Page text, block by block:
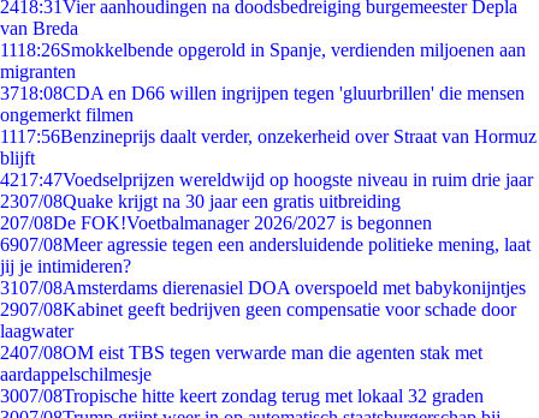
2418:31Vier aanhoudingen na doodsbedreiging burgemeester Depla
van Breda
1118:26Smokkelbende opgerold in Spanje, verdienden miljoenen aan
migranten
3718:08CDA en D66 willen ingrijpen tegen 'gluurbrillen' die mensen
ongemerkt filmen
1117:56Benzineprijs daalt verder, onzekerheid over Straat van Hormuz
blijft
4217:47Voedselprijzen wereldwijd op hoogste niveau in ruim drie jaar
2307/08Quake krijgt na 30 jaar een gratis uitbreiding
207/08De FOK!Voetbalmanager 2026/2027 is begonnen
6907/08Meer agressie tegen een andersluidende politieke mening, laat
jij je intimideren?
3107/08Amsterdams dierenasiel DOA overspoeld met babykonijntjes
2907/08Kabinet geeft bedrijven geen compensatie voor schade door
laagwater
2407/08OM eist TBS tegen verwarde man die agenten stak met
aardappelschilmesje
3007/08Tropische hitte keert zondag terug met lokaal 32 graden